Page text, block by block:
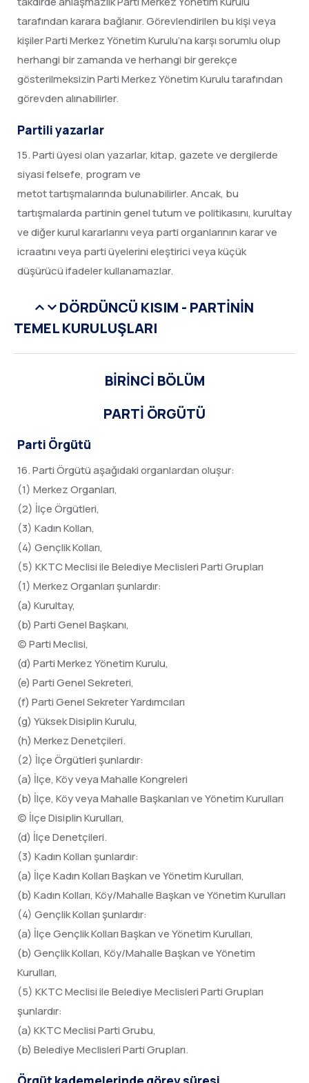
tarafından karara bağlanır. Görevlendirilen bu kişi veya
kişiler Parti Merkez Yönetim Kurulu’na karşı sorumlu olup
herhangi bir zamanda ve herhangi bir gerekçe
gösterilmeksizin Parti Merkez Yönetim Kurulu tarafından
görevden alınabilirler.
Partili yazarlar
15. Parti üyesi olan yazarlar, kitap, gazete ve dergilerde
siyasi felsefe, program ve
metot tartışmalarında bulunabilirler. Ancak, bu
tartışmalarda partinin genel tutum ve politikasını, kurultay
ve diğer kurul kararlarını veya parti organlarının karar ve
icraatını veya parti üyelerini eleştirici veya küçük
düşürücü ifadeler kullanamazlar.
DÖRDÜNCÜ KISIM - PARTİNİN
TEMEL KURULUŞLARI
BİRİNCİ BÖLÜM
PARTİ ÖRGÜTÜ
Parti Örgütü
16. Parti Örgütü aşağıdaki organlardan oluşur:
(1) Merkez Organları,
(2) İlçe Örgütleri,
(3) Kadın Kollan,
(4) Gençlik Kolları,
(5) KKTC Meclisi ile Belediye Meclisleri Parti Grupları
(1) Merkez Organları şunlardır:
(a) Kurultay,
(b) Parti Genel Başkanı,
(c) Parti Meclisi,
(d) Parti Merkez Yönetim Kurulu,
(e) Parti Genel Sekreteri,
(f) Parti Genel Sekreter Yardımcıları
(g) Yüksek Disiplin Kurulu,
(h) Merkez Denetçileri.
(2) İlçe Örgütleri şunlardır:
(a) İlçe, Köy veya Mahalle Kongreleri
(b) İlçe, Köy veya Mahalle Başkanları ve Yönetim Kurulları
(c) İlçe Disiplin Kurulları,
(d) İlçe Denetçileri.
(3) Kadın Kollan şunlardır:
(a) İlçe Kadın Kolları Başkan ve Yönetim Kurulları,
(b) Kadın Kolları, Köy/Mahalle Başkan ve Yönetim Kurulları
(4) Gençlik Kolları şunlardır:
(a) İlçe Gençlik Kolları Başkan ve Yönetim Kurulları,
(b) Gençlik Kolları, Köy/Mahalle Başkan ve Yönetim
Kurulları,
(5) KKTC Meclisi ile Belediye Meclisleri Parti Grupları
şunlardır:
(a) KKTC Meclisi Parti Grubu,
(b) Belediye Meclisleri Parti Grupları.